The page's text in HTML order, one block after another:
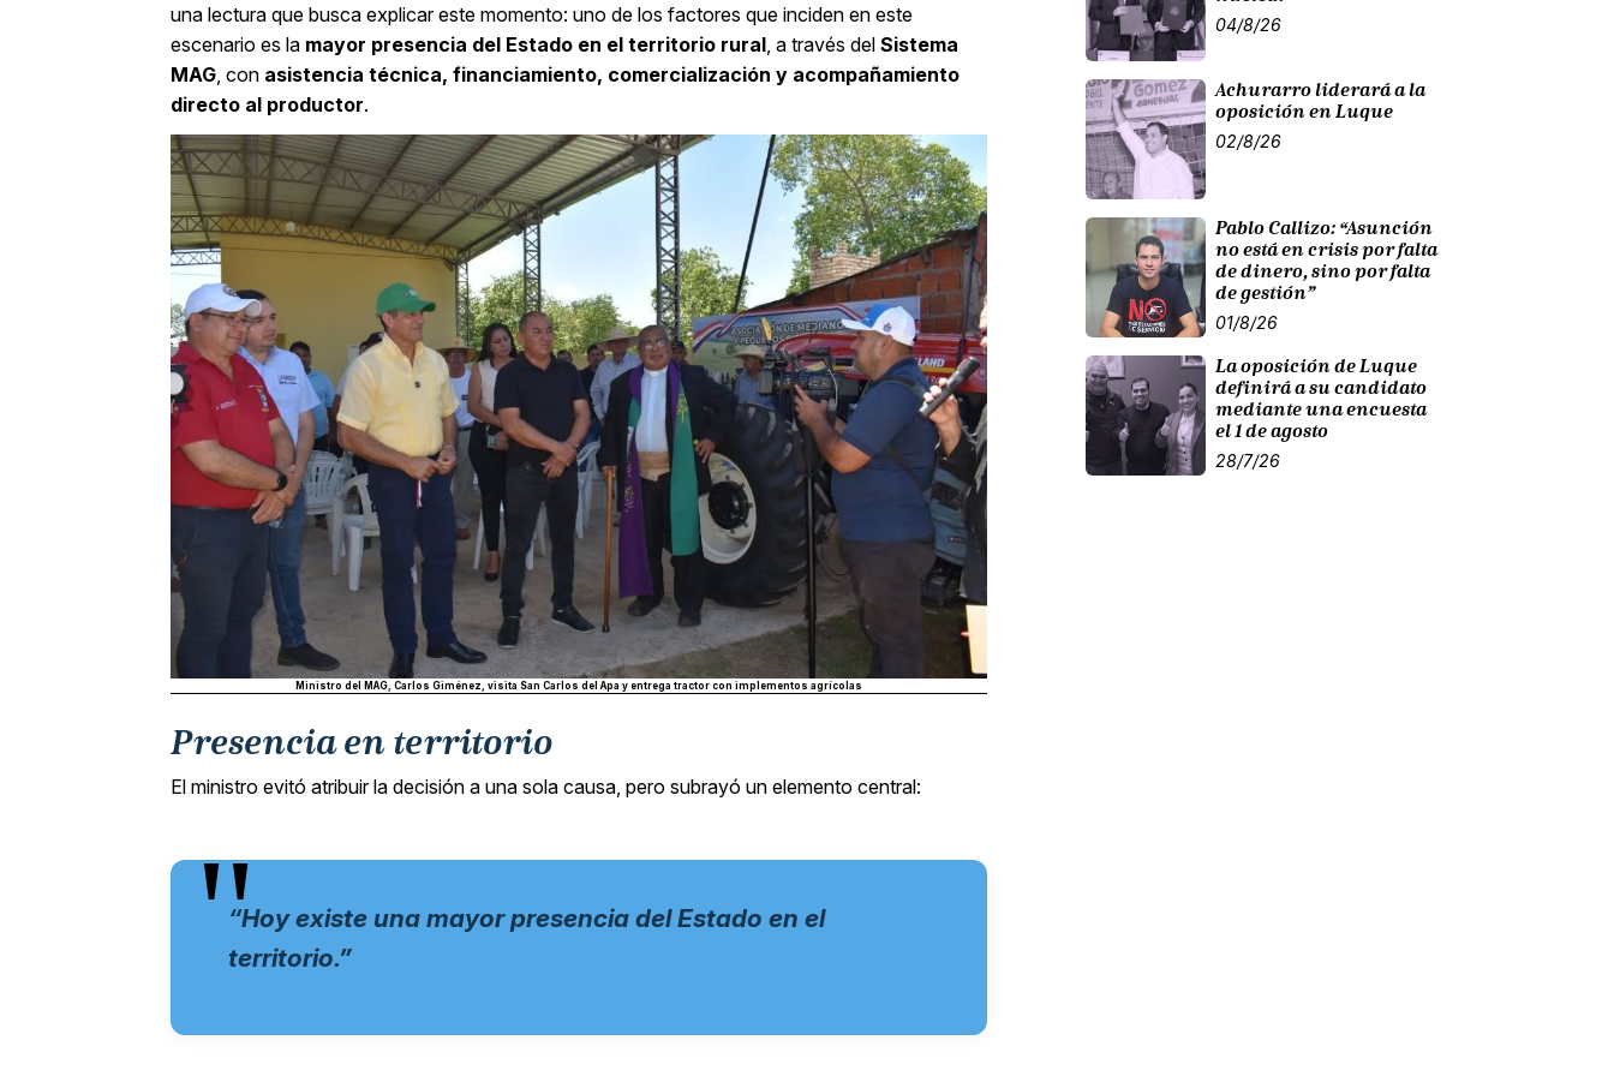
una lectura que busca explicar este momento: uno de los factores que inciden en este
escenario es la mayor presencia del Estado en el territorio rural, a través del Sistema
MAG, con asistencia técnica, financiamiento, comercialización y acompañamiento
directo al productor.
Ministro del MAG, Carlos Giménez, visita San Carlos del Apa y entrega tractor con implementos agrícolas
Presencia en territorio
El ministro evitó atribuir la decisión a una sola causa, pero subrayó un elemento central:
“Hoy existe una mayor presencia del Estado en el
territorio.”
04/8/26
Achurarro liderará a la
oposición en Luque
02/8/26
Pablo Callizo: “Asunción
no está en crisis por falta
de dinero, sino por falta
de gestión”
01/8/26
La oposición de Luque
definirá a su candidato
mediante una encuesta
el 1 de agosto
28/7/26